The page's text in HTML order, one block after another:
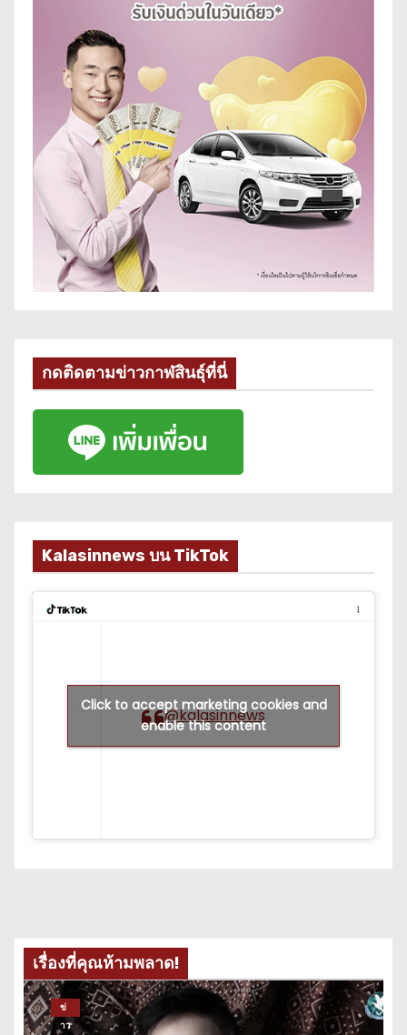
กดติดตามข่าวกาฬสินธุ์ที่นี่
Kalasinnews บน TikTok
@kalasinnews
Click to accept marketing cookies and
enable this content
เรื่องที่คุณห้ามพลาด!
ข่
าว